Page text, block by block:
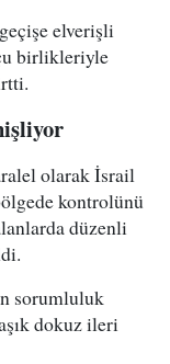
elverişli
birlikleriyle
olarak İsrail
kontrolünü
düzenli
sorumluluk
dokuz ileri